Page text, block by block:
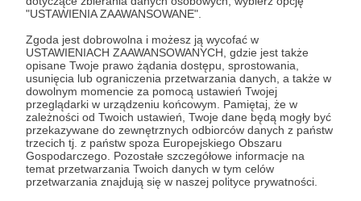
"USTAWIENIA ZAAWANSOWANE".
Zgoda jest dobrowolna i możesz ją wycofać w
USTAWIENIACH ZAAWANSOWANYCH, gdzie jest także
opisane Twoje prawo żądania dostępu, sprostowania,
usunięcia lub ograniczenia przetwarzania danych, a także w
dowolnym momencie za pomocą ustawień Twojej
przeglądarki w urządzeniu końcowym. Pamiętaj, że w
zależności od Twoich ustawień, Twoje dane będą mogły być
przekazywane do zewnętrznych odbiorców danych z państw
trzecich tj. z państw spoza Europejskiego Obszaru
Gospodarczego. Pozostałe szczegółowe informacje na
temat przetwarzania Twoich danych w tym celów
przetwarzania znajdują się w naszej polityce prywatności.
23.08.2022 ● Komentarze: 33
Rusza głosowanie na Top Queen - przed
nami Królewski Dzień w Radiu 357!
Który utwór zespołu Queen jest Waszym ulubionym? W
niedzielę, 4 września, Królewski Dzień w Radiu 357!